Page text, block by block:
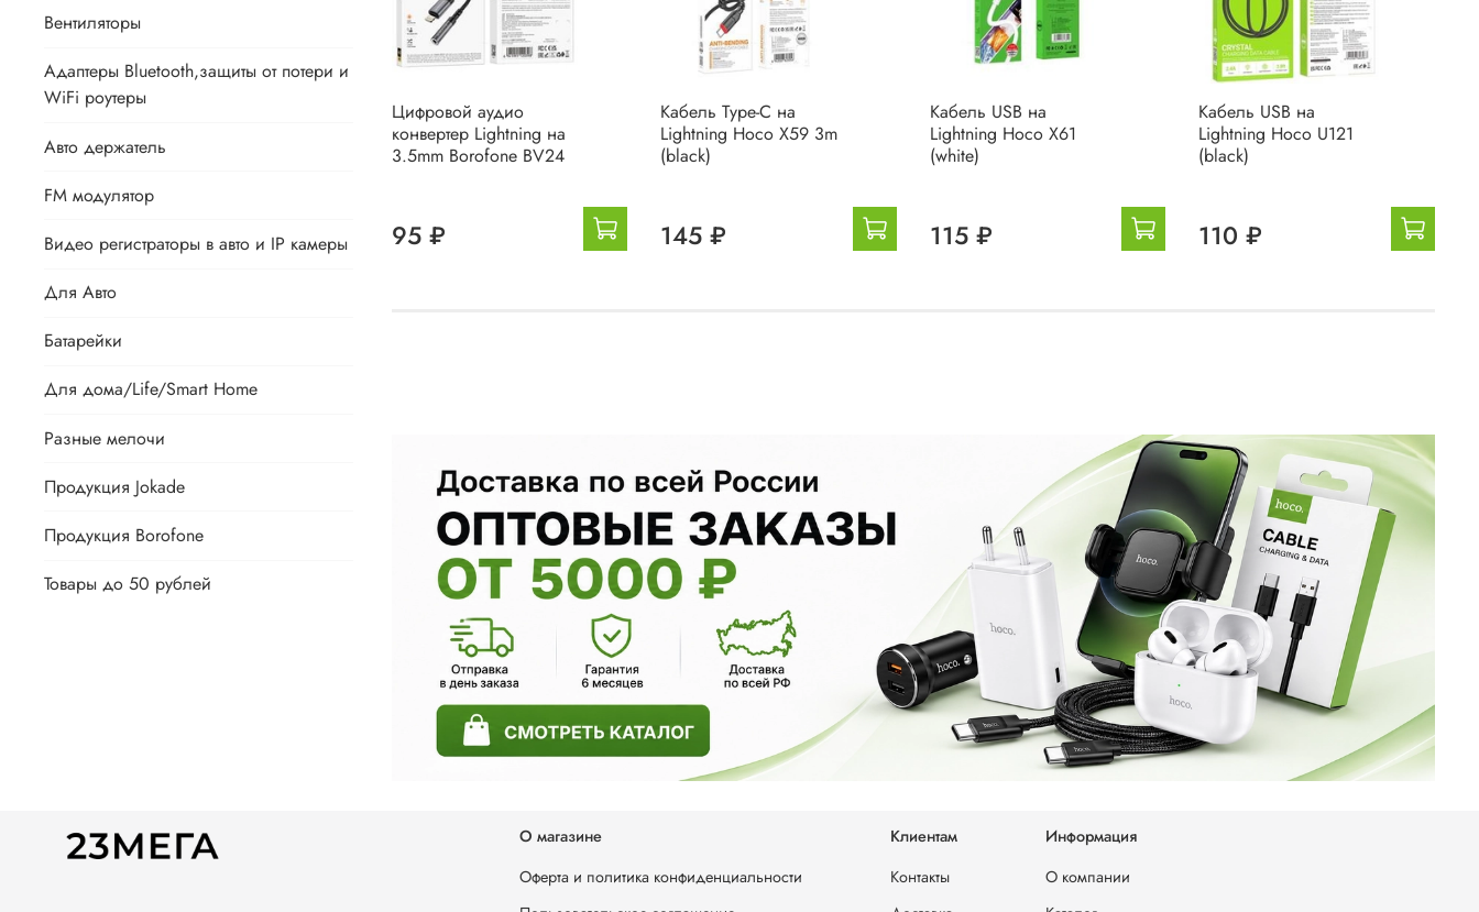
Цифровой аудио
конвертер Lightning на
3.5mm Borofone BV24
95 ₽
Кабель Type-C на
Lightning Hoco X59 3m
(black)
145 ₽
Кабель USB на
Lightning Hoco X61
(white)
115 ₽
Кабель USB на
Lightning Hoco U121
(black)
110 ₽
Вентиляторы
Адаптеры Bluetooth,защиты от потери и
WiFi роутеры
Авто держатель
FM модулятор
Видео регистраторы в авто и IP камеры
Для Авто
Батарейки
Для дома/Life/Smart Home
Разные мелочи
Продукция Jokade
Продукция Borofone
Товары до 50 рублей
О магазине
Оферта и политика конфиденциальности
Клиентам
Контакты
Информация
О компании